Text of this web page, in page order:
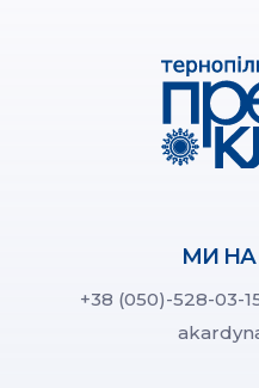
МИ НА
+38 (050)-528-03-